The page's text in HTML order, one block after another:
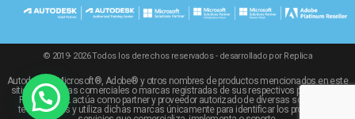
© 2019- 2026 Todos los derechos reservados - desarrollado por Replica
Autodesk®, Microsoft®, Adobe® y otros nombres de productos mencionados en este
sitio son marcas comerciales o marcas registradas de sus respectivos propietarios.
REPLICA SRL actúa como partner y proveedor autorizado de diversas soluciones
tecnológicas y utiliza dichas marcas únicamente para identificar los productos y